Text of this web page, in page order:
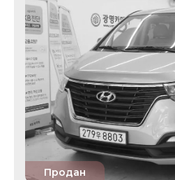
Продан